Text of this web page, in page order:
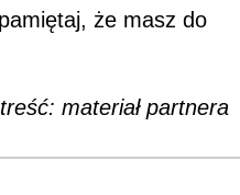
że masz do
materiał partnera